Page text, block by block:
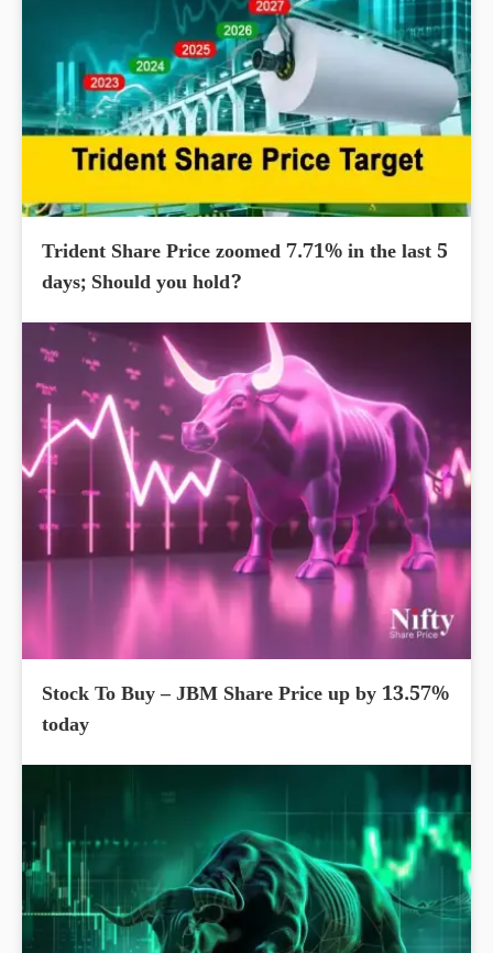
Trident Share Price zoomed 7.71% in the last 5
days; Should you hold?
Stock To Buy – JBM Share Price up by 13.57%
today